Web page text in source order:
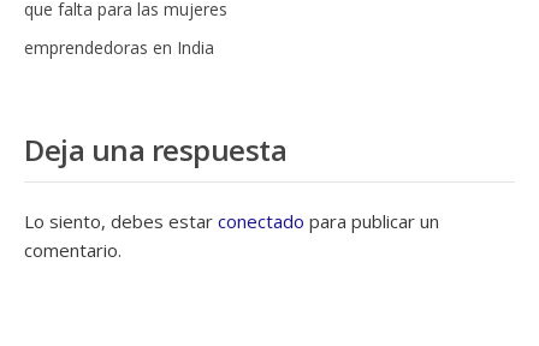
que falta para las mujeres
emprendedoras en India
Deja una respuesta
Lo siento, debes estar conectado para publicar un
comentario.